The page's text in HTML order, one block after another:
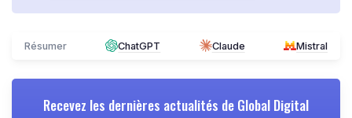
Résumer ChatGPT Claude Mistral
Recevez les dernières actualités de Global Digital